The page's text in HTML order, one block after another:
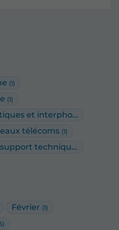
(1)
(1)
Portails automatiques et interphonie
télécoms (1)
Maintenance et support technique
Février (1)